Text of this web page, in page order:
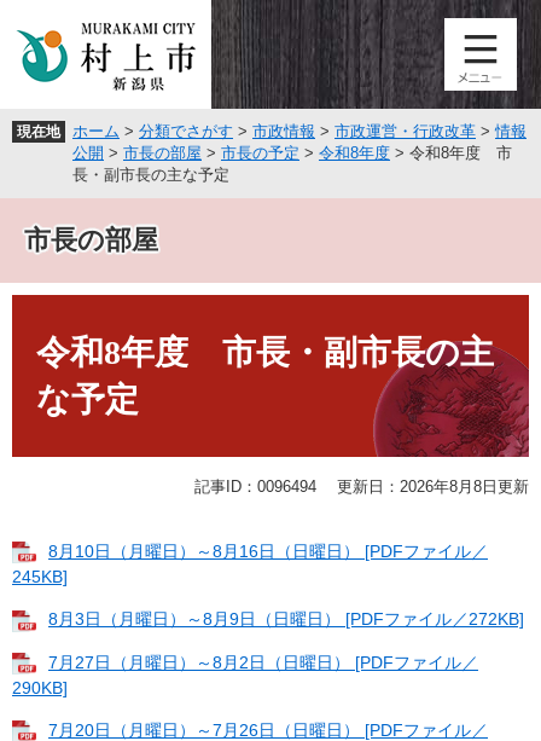
頭
飛
へ
現在地 ホーム > 分類でさがす > 市政情報 > 市政運営・行政改革 >情報
公開 > 市長の部屋 > 市長の予定 > 令和8年度 > 令和8年度 市
長・副市長の主な予定
市長の部屋
令和8年度 市長・副市長の主
な予定
記事ID：0096494 更新日：2026年8月8日更新
8月10日（月曜日）～8月16日（日曜日） [PDFファイル／
245KB]
8月3日（月曜日）～8月9日（日曜日） [PDFファイル／272KB]
7月27日（月曜日）～8月2日（日曜日） [PDFファイル／
290KB]
7月20日（月曜日）～7月26日（日曜日） [PDFファイル／